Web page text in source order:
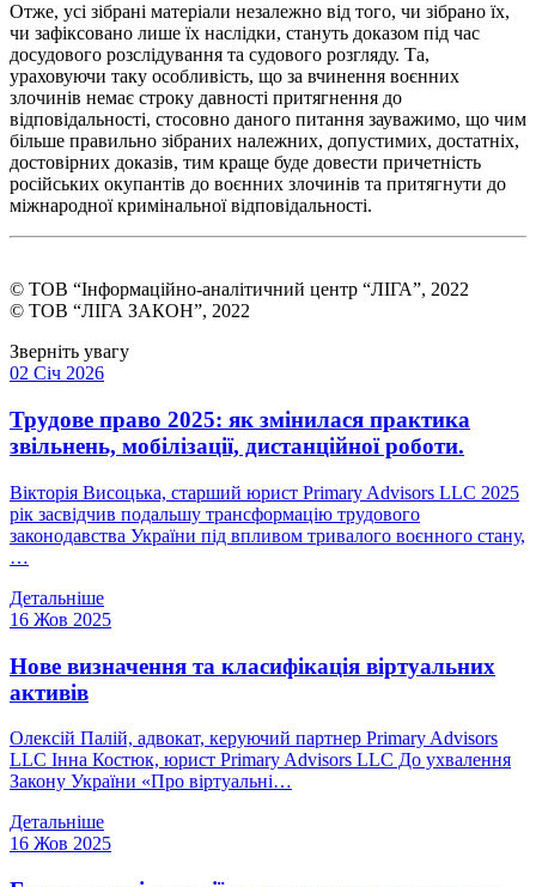
Отже, усі зібрані матеріали незалежно від того, чи зібрано їх,
чи зафіксовано лише їх наслідки, стануть доказом під час
досудового розслідування та судового розгляду. Та,
ураховуючи таку особливість, що за вчинення воєнних
злочинів немає строку давності притягнення до
відповідальності, стосовно даного питання зауважимо, що чим
більше правильно зібраних належних, допустимих, достатніх,
достовірних доказів, тим краще буде довести причетність
російських окупантів до воєнних злочинів та притягнути до
міжнародної кримінальної відповідальності.
© ТОВ “Інформаційно-аналітичний центр “ЛІГА”, 2022
© ТОВ “ЛІГА ЗАКОН”, 2022
Зверніть увагу
02 Січ 2026
Трудове право 2025: як змінилася практика
звільнень, мобілізації, дистанційної роботи.
Вікторія Висоцька, старший юрист Primary Advisors LLC 2025
рік засвідчив подальшу трансформацію трудового
законодавства України під впливом тривалого воєнного стану,
…
Детальніше
16 Жов 2025
Нове визначення та класифікація віртуальних
активів
Олексій Палій, адвокат, керуючий партнер Primary Advisors
LLC Інна Костюк, юрист Primary Advisors LLC До ухвалення
Закону України «Про віртуальні…
Детальніше
16 Жов 2025